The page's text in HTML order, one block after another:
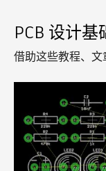
PCB 设计基
借助这些教程、文